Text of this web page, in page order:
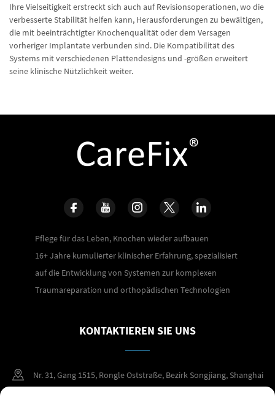
Ihre Vielseitigkeit erstreckt sich auch auf Revisionsoperationen, wo die
verbesserte Stabilität helfen kann, Herausforderungen zu bewältigen,
die mit beeinträchtigter Knochenqualität oder dem Versagen
vorheriger Implantate verbunden sind. Die Kompatibilität des
Systems mit verschiedenen Plattendesigns und -größen erweitert
seine klinische Nützlichkeit weiter.
Pflege für das Leben, Knochen wieder aufbauen
16+ Jahre kumulierter klinischer Erfahrung, spezialisiert
auf die Entwicklung von Systemen zur komplexen
Traumareparation und orthopädischen Technologien
KONTAKTIEREN SIE UNS
Nr. 31, Gang 1515, Rongle Oststraße, Bezirk Songjiang, Shanghai